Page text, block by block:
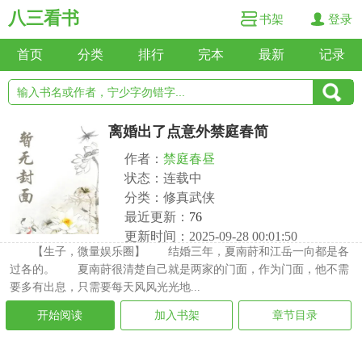
八三看书 书架 登录
首页 分类 排行 完本 最新 记录
离婚出了点意外禁庭春简
作者： 禁庭春昼
状态：连载中
分类：修真武侠
最近更新： 76
更新时间：2025-09-28 00:01:50
【生子，微量娱乐圈】 结婚三年，夏南莳和江岳一向都是各
过各的。 夏南莳很清楚自己就是两家的门面，作为门面，他不需
要多有出息，只需要每天风风光光地...
开始阅读 加入书架 章节目录